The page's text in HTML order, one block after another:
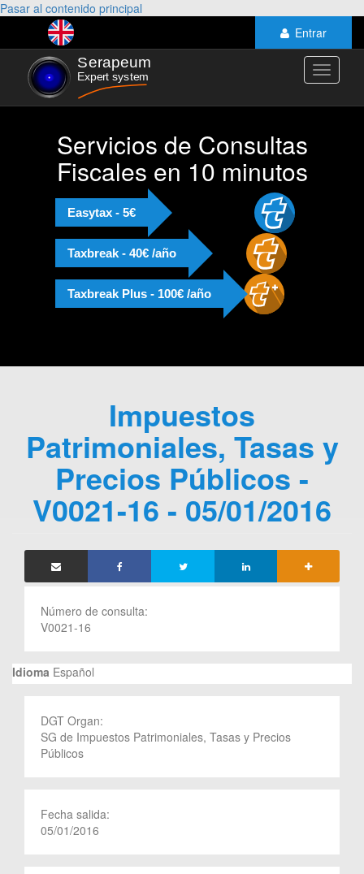
Pasar al contenido principal
Entrar
Toggle
Servicios de Consultas
Fiscales en 10 minutos
Easytax - 5€
Taxbreak - 40€ /año
Taxbreak Plus - 100€ /año
Impuestos
Patrimoniales, Tasas y
Precios Públicos -
V0021-16 - 05/01/2016
Número de consulta:
V0021-16
Idioma Español
DGT Organ:
SG de Impuestos Patrimoniales, Tasas y Precios
Públicos
Fecha salida:
05/01/2016